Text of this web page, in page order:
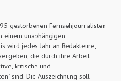
gestorbenen Fernsehjournalisten
einem unabhängigen
wird jedes Jahr an Redakteure,
die durch ihre Arbeit
kritische und
sind. Die Auszeichnung soll